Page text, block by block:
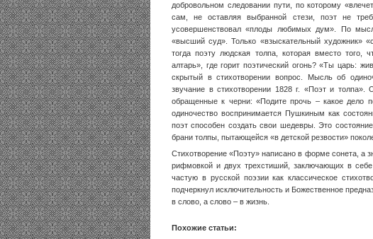
добровольном следовании пути, по которому
сам, не оставляя выбранной стези, поэт не
усовершенствовал «плоды любимых дум». По
«высший суд». Только «взыскательный художник»
тогда поэту людская толпа, которая вместо
алтарь», где горит поэтический огонь? «Ты царь:
скрытый в стихотворении вопрос. Мысль об
звучание в стихотворении 1828 г. «Поэт и
обращенные к черни: «Подите прочь – какое дело
одиночество воспринимается Пушкиным как
поэт способен создать свои шедевры. Это
брани толпы, пытающейся «в детской резвости»
Стихотворение «Поэту» написано в форме сонета, а
рифмовкой и двух трехстиший, заключающих в
частую в русской поэзии как классическое
подчеркнул исключительность и Божественное
в слово, а слово – в жизнь.
Похожие статьи: